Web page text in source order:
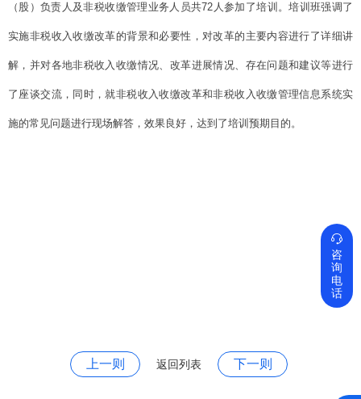
（股）负责人及非税收缴管理业务人员共72人参加了培训。培训班强调了
实施非税收入收缴改革的背景和必要性，对改革的主要内容进行了详细讲
解，并对各地非税收入收缴情况、改革进展情况、存在问题和建议等进行
了座谈交流，同时，就非税收入收缴改革和非税收入收缴管理信息系统实
施的常见问题进行现场解答，效果良好，达到了培训预期目的。
上一则 返回列表 下一则

咨
询
电
话